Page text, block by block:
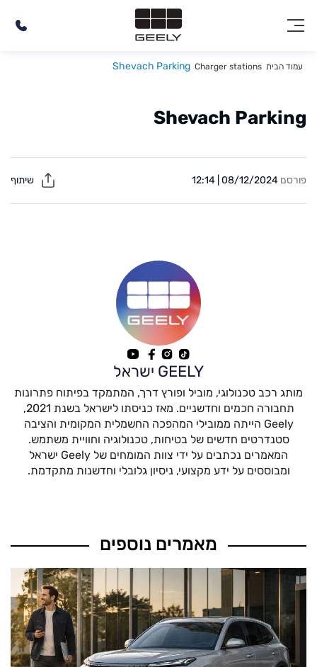
עמוד הבית Charger stations
Shevach Parking
Shevach Parking
פורסם 08/12/2024 | 12:14
GEELY ישראל
מותג רכב טכנולוגי, מוביל ופורץ דרך, המתמקד בפיתוח פתרונות
תחבורה חכמים וחדשניים. מאז כניסתו לישראל בשנת 2021,
Geely הייתה ממובילי המהפכה החשמלית המקומית והציבה
סטנדרטים חדשים של בטיחות, טכנולוגיה וחוויית משתמש.
המאמרים נכתבים על ידי צוות המומחים של Geely ישראל
ומבוססים על ידע מקצועי, ניסיון גלובלי וחדשנות מתקדמת.
מאמרים נוספים